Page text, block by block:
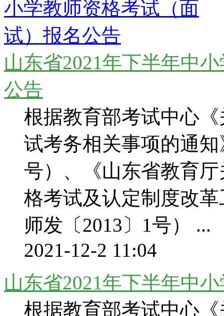
山东省2021年下半年中
公告
根据教育部考试中心
试考务相关事项的通
号）、《山东省教育
格考试及认定制度改
师发〔2013〕1号） ...
2021-12-2 11:04
山东省2021年下半年中
根据教育部考试中心